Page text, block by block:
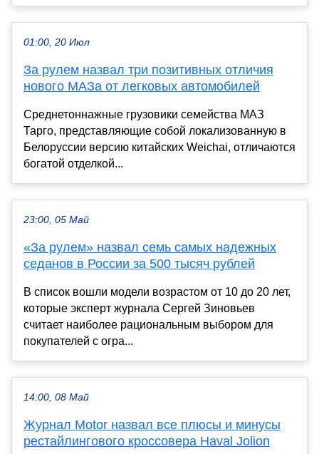
01:00, 20 Июл
За рулем назвал три позитивных отличия
нового МАЗа от легковых автомобилей
Среднетоннажные грузовики семейства МАЗ
Тарго, представляющие собой локализованную в
Белоруссии версию китайских Weichai, отличаются
богатой отделкой...
23:00, 05 Май
«За рулем» назвал семь самых надежных
седанов в России за 500 тысяч рублей
В список вошли модели возрастом от 10 до 20 лет,
которые эксперт журнала Сергей Зиновьев
считает наиболее рациональным выбором для
покупателей с огра...
14:00, 08 Май
Журнал Motor назвал все плюсы и минусы
рестайлингового кроссовера Haval Jolion